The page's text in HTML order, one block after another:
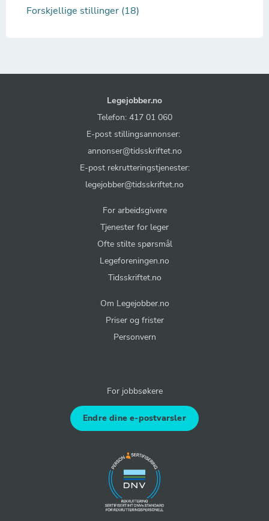
Forskjellige stillinger (18)
Legejobber.no
Telefon: 417 01 060
E-post stillingsannonser:
annonser@tidsskriftet.no
E-post rekrutteringstjenester:
legejobber@tidsskriftet.no
For arbeidsgivere
Tjenester for leger
Ofte stilte spørsmål
Legeforeningen.no
Tidsskriftet.no
Om Legejobber.no
Priser og frister
Personvern
For jobbsøkere
Endre dine e-postvarsler